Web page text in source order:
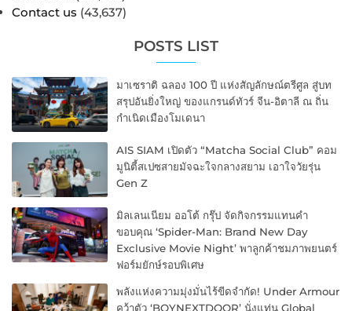
Contact us (43,637)
POSTS LIST
มาเซราติ ฉลอง 100 ปี แห่งสัญลักษณ์ตรีศูล สู่บท
สรุปอันยิ่งใหญ่ ของแกรนด์ทัวร์ จีน-อิตาลี ณ ถิ่น
กำเนิดเมืองโมเดนา
AIS SIAM เปิดตัว “Matcha Social Club” คอม
มูนิตี้สเปซสายมัจฉะใจกลางสยาม เอาใจวัยรุ่น
Gen Z
มิลเลนเนียม ออโต้ กรุ๊ป จัดกิจกรรมแทนคำ
ขอบคุณ ‘Spider-Man: Brand New Day
Exclusive Movie Night’ พาลูกค้าชมภาพยนตร์
ฟอร์มยักษ์รอบพิเศษ
พลังแห่งความมุ่งมั่นไร้ขีดจำกัด! Under Armour
คว้าตัว ‘BOYNEXTDOOR’ นั่งแท่น Global